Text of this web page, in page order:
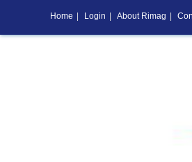
Home Login About Rimag